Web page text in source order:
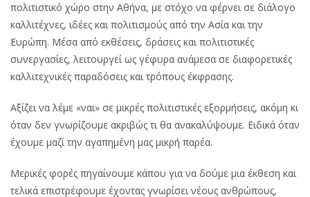
πολιτιστικό χώρο στην Αθήνα, με στόχο να φέρνει σε διάλογο
καλλιτέχνες, ιδέες και πολιτισμούς από την Ασία και την
Ευρώπη. Μέσα από εκθέσεις, δράσεις και πολιτιστικές
συνεργασίες, λειτουργεί ως γέφυρα ανάμεσα σε διαφορετικές
καλλιτεχνικές παραδόσεις και τρόπους έκφρασης.
Αξίζει να λέμε «ναι» σε μικρές πολιτιστικές εξορμήσεις, ακόμη κι
όταν δεν γνωρίζουμε ακριβώς τι θα ανακαλύψουμε. Ειδικά όταν
έχουμε μαζί την αγαπημένη μας μικρή παρέα.
Μερικές φορές πηγαίνουμε κάπου για να δούμε μια έκθεση και
τελικά επιστρέφουμε έχοντας γνωρίσει νέους ανθρώπους,